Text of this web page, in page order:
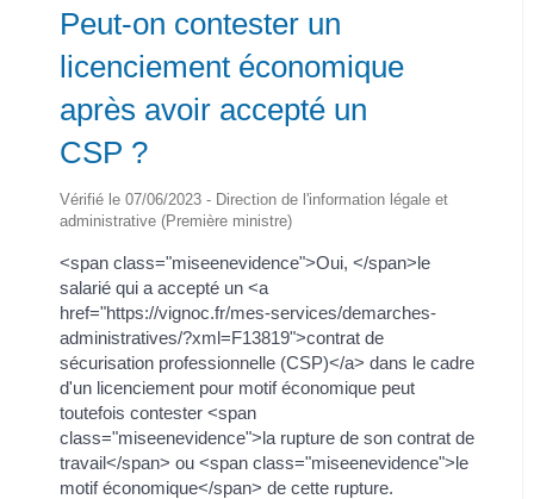
Peut-on contester un
licenciement économique
après avoir accepté un
CSP ?
Vérifié le 07/06/2023 - Direction de l'information légale et
administrative (Première ministre)
<span class="miseenevidence">Oui, </span>le
salarié qui a accepté un <a
href="https://vignoc.fr/mes-services/demarches-
administratives/?xml=F13819">contrat de
sécurisation professionnelle (CSP)</a> dans le cadre
d'un licenciement pour motif économique peut
toutefois contester <span
class="miseenevidence">la rupture de son contrat de
travail</span> ou <span class="miseenevidence">le
motif économique</span> de cette rupture.